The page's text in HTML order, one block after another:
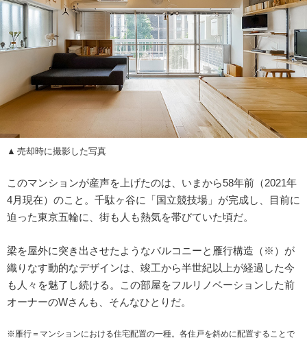
売却時に撮影した写真
このマンションが産声を上げたのは、いまから58年前（2021年
4月現在）のこと。千駄ヶ谷に「国立競技場」が完成し、目前に
迫った東京五輪に、街も人も熱気を帯びていた頃だ。
梁を屋外に突き出させたようなバルコニーと雁行構造（※）が
織りなす動的なデザインは、竣工から半世紀以上が経過した今
も人々を魅了し続ける。この部屋をフルリノベーションした前
オーナーのWさんも、そんなひとりだ。
※雁行＝マンションにおける住宅配置の一種。各住戸を斜めに配置することで